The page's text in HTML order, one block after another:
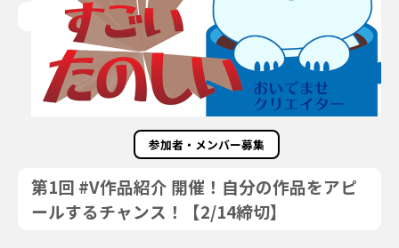
参加者・メンバー募集
第1回 #V作品紹介 開催！自分の作品をアピ
ールするチャンス！【2/14締切】